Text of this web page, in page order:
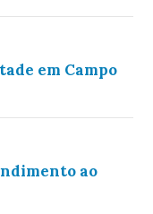
em Campo
ao